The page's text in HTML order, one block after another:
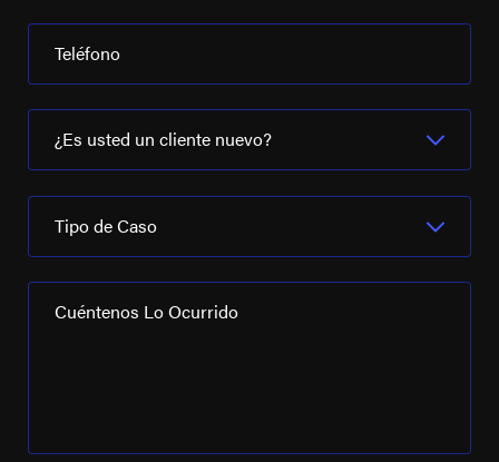
Teléfono
¿Es usted un cliente nuevo?
Tipo de Caso
Cuéntenos Lo Ocurrido